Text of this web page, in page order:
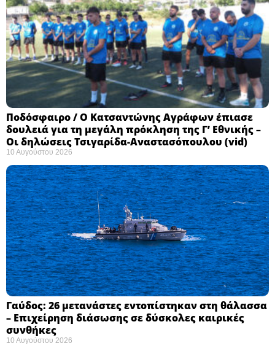
Ποδόσφαιρο / Ο Κατσαντώνης Αγράφων έπιασε
δουλειά για τη μεγάλη πρόκληση της Γ’ Εθνικής –
Οι δηλώσεις Τσιγαρίδα-Αναστασόπουλου (vid)
10 Αυγούστου 2026
Γαύδος: 26 μετανάστες εντοπίστηκαν στη θάλασσα
– Επιχείρηση διάσωσης σε δύσκολες καιρικές
συνθήκες ​
10 Αυγούστου 2026